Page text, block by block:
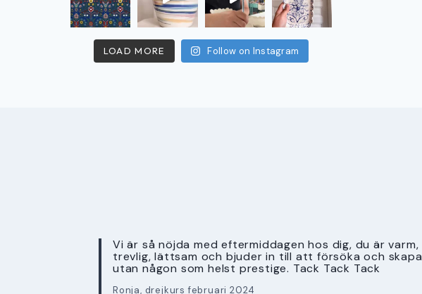
LOAD MORE Follow on Instagram
Vi är så nöjda med eftermiddagen hos dig, du är varm,
trevlig, lättsam och bjuder in till att försöka och skapa
utan någon som helst prestige. Tack Tack Tack
Ronja, drejkurs februari 2024